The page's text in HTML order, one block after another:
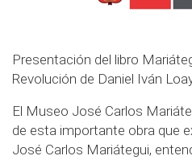
Presentación del libro
Revolución de Daniel Iván
El Museo José Carlos
de esta importante obra que
José Carlos Mariátegui,